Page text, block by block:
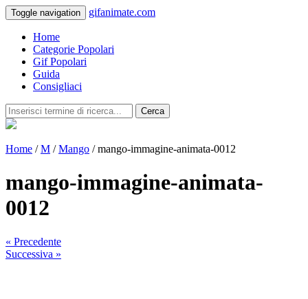
Toggle navigation gifanimate.com
Home
Categorie Popolari
Gif Popolari
Guida
Consigliaci
Cerca
Home /M /Mango / mango-immagine-animata-0012
mango-immagine-animata-
0012
« Precedente
Successiva »